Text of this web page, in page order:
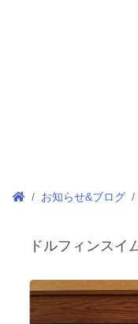
お知らせ&ブログ
ドルフィンスイ